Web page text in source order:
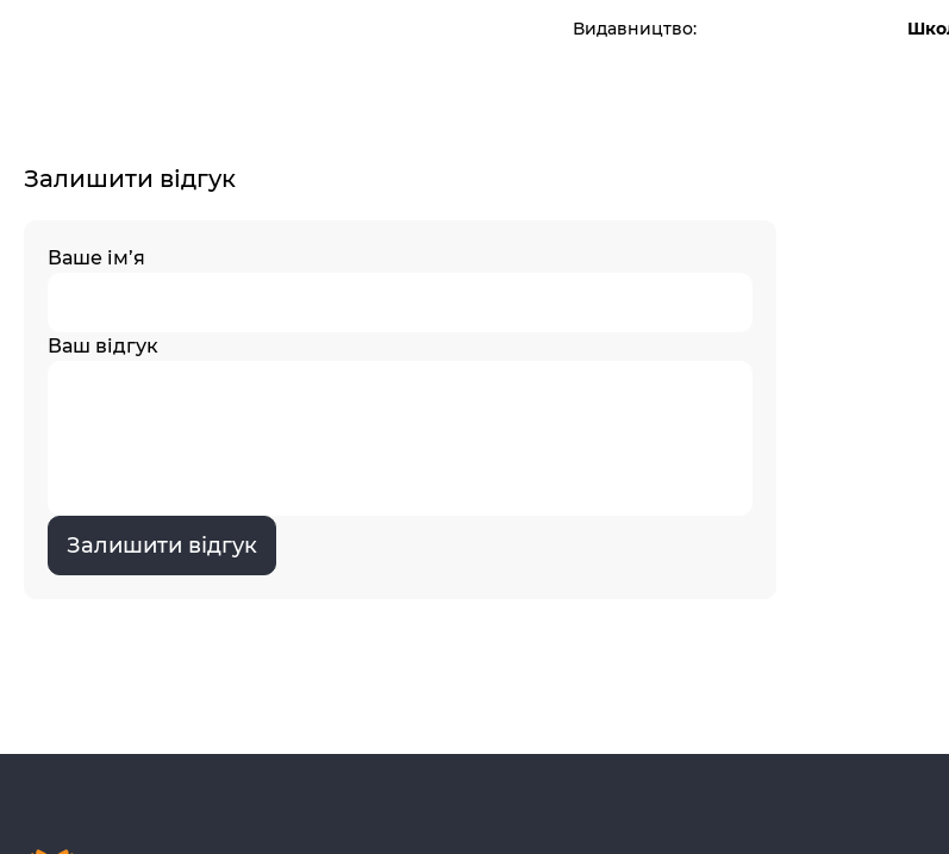
Видавництво:
Залишити відгук
Ваше ім’я
Ваш відгук
Залишити відгук